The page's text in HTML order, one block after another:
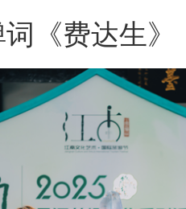
《费达生》